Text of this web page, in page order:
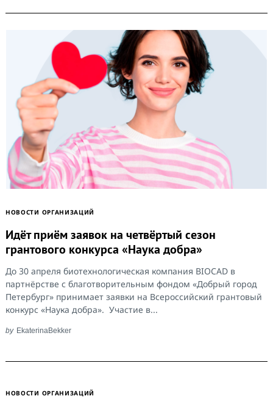
НОВОСТИ ОРГАНИЗАЦИЙ
Идёт приём заявок на четвёртый сезон
грантового конкурса «Наука добра»
До 30 апреля биотехнологическая компания BIOCAD в
партнёрстве с благотворительным фондом «Добрый город
Петербург» принимает заявки на Всероссийский грантовый
конкурс «Наука добра». Участие в...
by EkaterinaBekker
НОВОСТИ ОРГАНИЗАЦИЙ